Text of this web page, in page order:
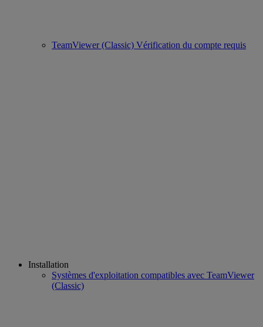
TeamViewer (Classic) Vérification du compte requis
Installation
Systèmes d'exploitation compatibles avec TeamViewer
(Classic)